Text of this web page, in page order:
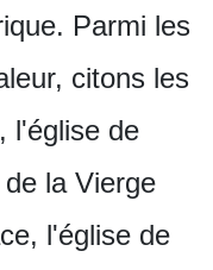
Parmi les
citons les
l'église de
la Vierge
l'église de